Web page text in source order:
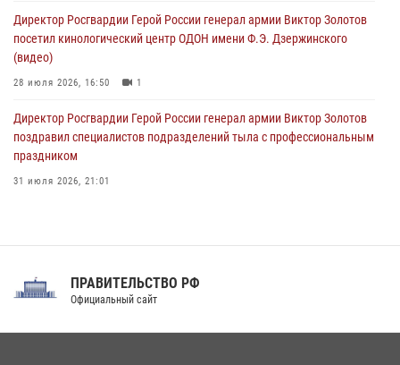
Директор Росгвардии Герой России генерал армии Виктор Золотов
посетил кинологический центр ОДОН имени Ф.Э. Дзержинского
(видео)
28 июля 2026, 16:50 1
Директор Росгвардии Герой России генерал армии Виктор Золотов
поздравил специалистов подразделений тыла с профессиональным
праздником
31 июля 2026, 21:01
Праздник «Один день с Росгвардией» к 105-летию Центрального
ПРАВИТЕЛЬСТВО РФ
Официальный сайт